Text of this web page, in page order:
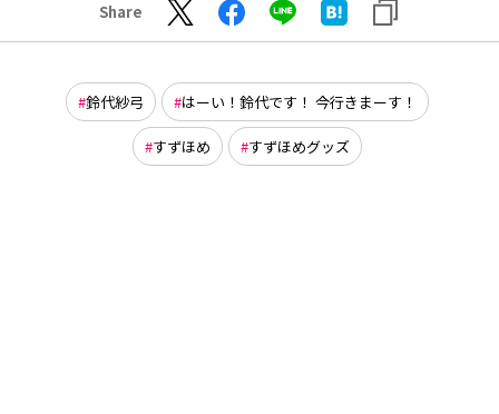
Share
鈴代紗弓 はーい！鈴代です！ 今行きまーす！
すずほめ すずほめグッズ